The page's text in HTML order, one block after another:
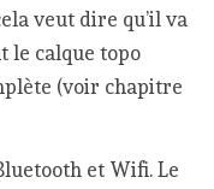
veut dire qu’il va
le calque topo
(voir chapitre
et Wifi. Le